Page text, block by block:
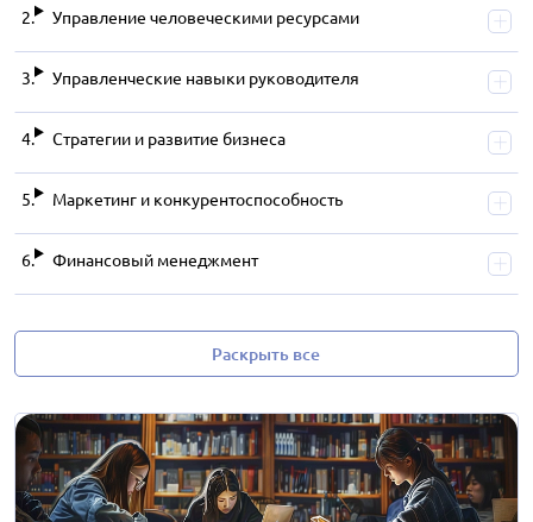
Управление человеческими ресурсами
Управленческие навыки руководителя
Стратегии и развитие бизнеса
Маркетинг и конкурентоспособность
Финансовый менеджмент
Раскрыть все